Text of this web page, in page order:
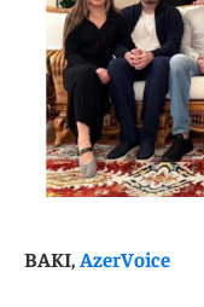
BAKI,AzerVoice